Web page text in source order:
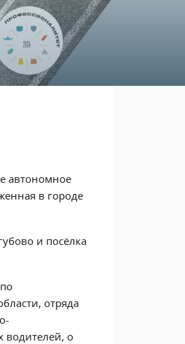
автономное
в городе
и посёлка
отряда
водителей, о